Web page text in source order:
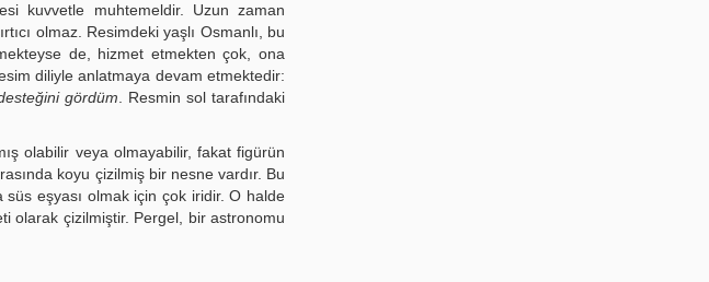
kuvvetle muhtemeldir. Uzun zaman
olmaz. Resimdeki yaşlı Osmanlı, bu
de, hizmet etmekten çok, ona
diliyle anlatmaya devam etmektedir:
gördüm . Resmin sol tarafındaki
olabilir veya olmayabilir, fakat figürün
koyu çizilmiş bir nesne vardır. Bu
süs eşyası olmak için çok iridir. O halde
olarak çizilmiştir. Pergel, bir astronomu